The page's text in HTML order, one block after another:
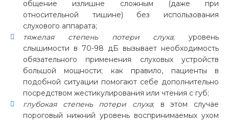
общение излишне сложным (даже при
относительной тишине) без использования
слухового аппарата;
тяжелая степень потери слуха; уровень
слышимости в 70-98 дБ вызывает необходимость
обязательного применения слуховых устройств
большой мощности; как правило, пациенты в
подобной ситуации помогают себе дополнительно
посредством жестикулирования или чтения с губ;
глубокая степень потери слуха; в этом случае
пороговый нижний уровень воспринимаемых ухом